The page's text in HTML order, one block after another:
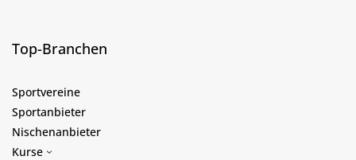
Top-Branchen
Sportvereine
Sportanbieter
Nischenanbieter
Kurse